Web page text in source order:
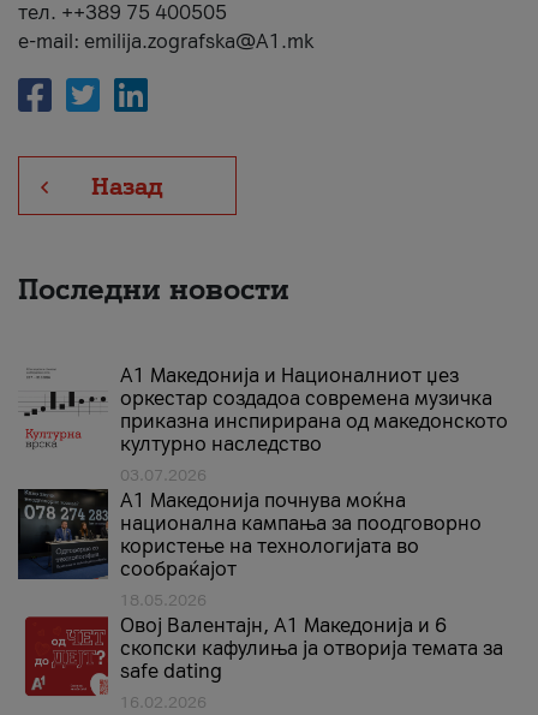
тел. ++389 75 400505
e-mail: emilija.zografska@A1.mk
Назад
Последни новости
А1 Македонија и Националниот џез
оркестар создадоа современа музичка
приказна инспирирана од македонското
културно наследство
03.07.2026
A1 Македонија почнува моќна
национална кампања за поодговорно
користење на технологијата во
сообраќајот
18.05.2026
Овој Валентајн, A1 Македонија и 6
скопски кафулиња ја отворија темата за
safe dating
16.02.2026